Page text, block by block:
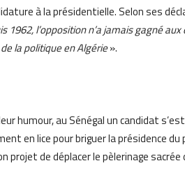
à la présidentielle. Selon ses
1962, l’opposition n’a jamais gagné
la politique en Algérie».
humour, au Sénégal un candidat
en lice pour briguer la présidence du
projet de déplacer le pèlerinage